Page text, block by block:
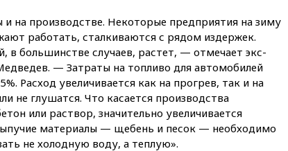
вчера, 18:00 Совет мира
выбрал подрядчика для
строительства военной базы в
Газе
вчера, 17:50 Миронов призвал
снять «Яблоко» с выборов в
Госдуму
вчера, 17:45
на производстве. Некоторые предприятия на зиму
работать, сталкиваются с рядом издержек.
в большинстве случаев, растет, — отмечает экс-
— Затраты на топливо для автомобилей
Расход увеличивается как на прогрев, так и на
не глушатся. Что касается производства
или раствор, значительно увеличивается
материалы — щебень и песок — необходимо
не холодную воду, а теплую».